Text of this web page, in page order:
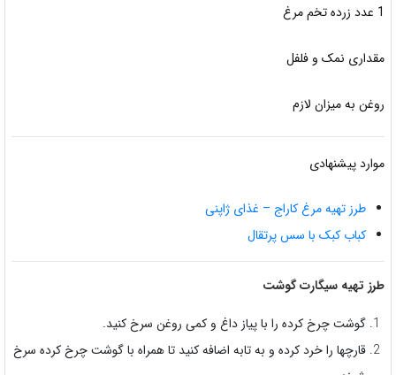
1 عدد زرده تخم مرغ
مقداری نمک و فلفل
روغن به میزان لازم
موارد پیشنهادی
طرز تهیه مرغ کاراج – غذای ژاپنی
کباب کبک با سس پرتقال
طرز تهیه سیگارت گوشت
گوشت چرخ کرده را با پیاز داغ و کمی روغن سرخ کنید.
قارچها را خرد کرده و به تابه اضافه کنید تا همراه با گوشت چرخ کرده سرخ